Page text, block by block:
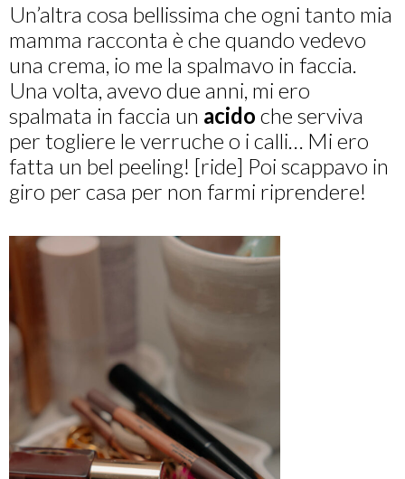
Un’altra cosa bellissima che ogni tanto mia
mamma racconta è che quando vedevo
una crema, io me la spalmavo in faccia.
Una volta, avevo due anni, mi ero
spalmata in faccia un acido che serviva
per togliere le verruche o i calli… Mi ero
fatta un bel peeling! [ride] Poi scappavo in
giro per casa per non farmi riprendere!